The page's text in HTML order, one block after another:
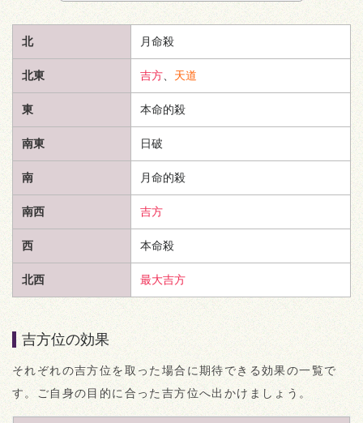
北 月命殺
北東 吉方、 天道
東 本命的殺
南東 日破
南 月命的殺
南西 吉方
西 本命殺
北西 最大吉方
吉方位の効果
それぞれの吉方位を取った場合に期待できる効果の一覧で
す。ご自身の目的に合った吉方位へ出かけましょう。